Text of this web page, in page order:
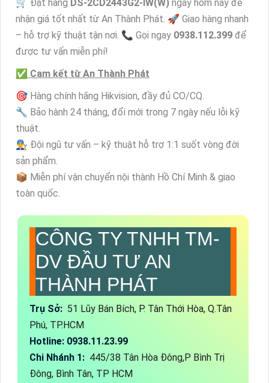
🛒 Đặt hàng DS-2CD2443G2-IW(W) ngay hôm nay để
nhận giá tốt nhất từ An Thành Phát. 🚀 Giao hàng nhanh
– hỗ trợ kỹ thuật tận nơi. 📞 Gọi ngay 0938.112.399 để
được tư vấn miễn phí!
✅ Cam kết từ An Thành Phát
🎯 Hàng chính hãng Hikvision, đầy đủ CO/CQ.
🔧 Bảo hành 24 tháng, đổi mới trong 7 ngày nếu lỗi kỹ
thuật.
👨‍🔧 Đội ngũ tư vấn – kỹ thuật hỗ trợ 1:1 suốt vòng đời
sản phẩm.
📦 Miễn phí vận chuyển nội thành Hồ Chí Minh & giao
toàn quốc.
CÔNG TY TNHH TM-
DV ĐẦU TƯ AN
THÀNH PHÁT
Trụ Sở: 51 Lũy Bán Bích, P. Tân Thới Hòa, Q.Tân
Phú, TP.HCM
Hotline: 0938.11.23.99
Chi Nhánh 1: 445/38 Tân Hòa Đông,P Bình Trị
Đông, Bình Tân, TP HCM